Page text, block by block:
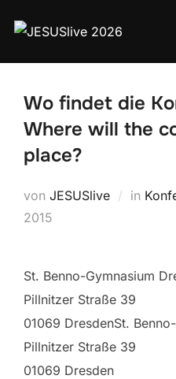
Wo findet die
Where will the
place?
von JESUSlive in
2015
St. Benno-Gymnasium
Pillnitzer Straße 39
01069 DresdenSt.
Pillnitzer Straße 39
01069 Dresden